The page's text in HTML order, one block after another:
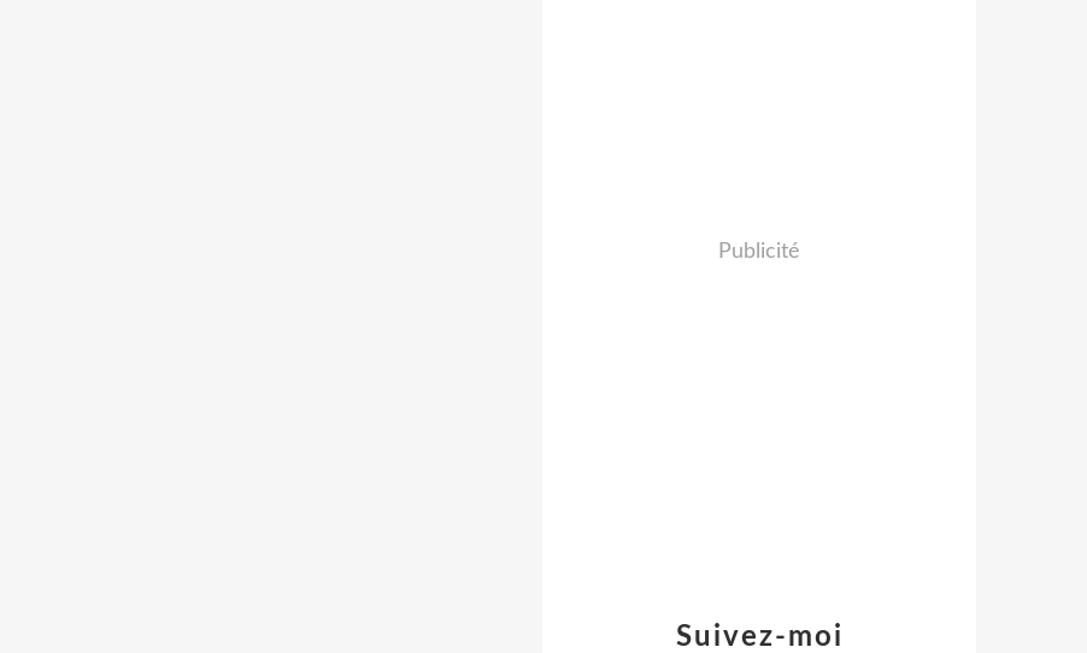
Suivez-moi
Publicité